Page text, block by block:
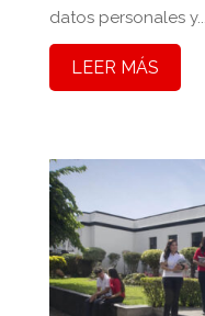
datos personales y...
LEER MÁS